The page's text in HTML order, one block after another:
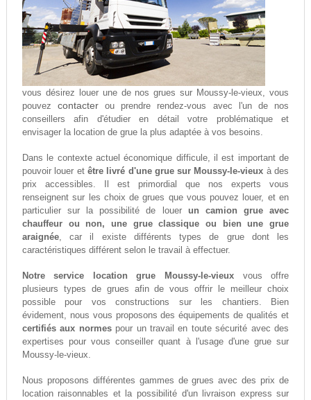
vous désirez louer une de nos grues sur Moussy-le-vieux, vous
pouvezcontacter ou prendre rendez-vous avec l'un de nos
conseillers afin d'étudier en détail votre problématique et
envisager la location de grue la plus adaptée à vos besoins.
Dans le contexte actuel économique difficule, il est important de
pouvoir louer et être livré d'une grue sur Moussy-le-vieux à des
prix accessibles. Il est primordial que nos experts vous
renseignent sur les choix de grues que vous pouvez louer, et en
particulier sur la possibilité de louer un camion grue avec
chauffeur ou non, une grue classique ou bien une grue
araignée, car il existe différents types de grue dont les
caractéristiques différent selon le travail à effectuer.
Notre service location grue Moussy-le-vieux vous offre
plusieurs types de grues afin de vous offrir le meilleur choix
possible pour vos constructions sur les chantiers. Bien
évidement, nous vous proposons des équipements de qualités et
certifiés aux normespour un travail en toute sécurité avec des
expertises pour vous conseiller quant à l'usage d'une grue sur
Moussy-le-vieux.
Nous proposons différentes gammes de grues avec des prix de
location raisonnables et la possibilité d'un livraison express sur